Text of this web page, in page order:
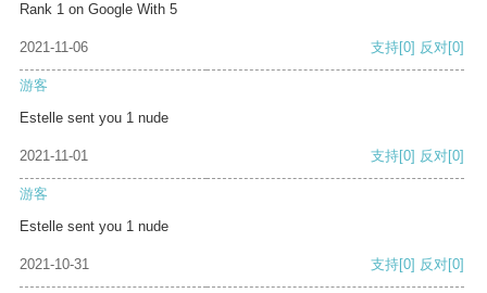
Rank 1 on Google With 5
2021-11-06 支持[0] 反对[0]
游客
Estelle sent you 1 nude
2021-11-01 支持[0] 反对[0]
游客
Estelle sent you 1 nude
2021-10-31 支持[0] 反对[0]